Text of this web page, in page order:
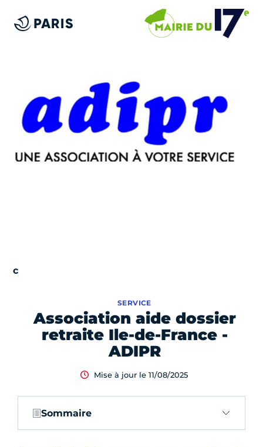
Association aide dossier
retraite Ile-de-France -
ADIPR
SERVICE
Mise à jour le 11/08/2025
Sommaire